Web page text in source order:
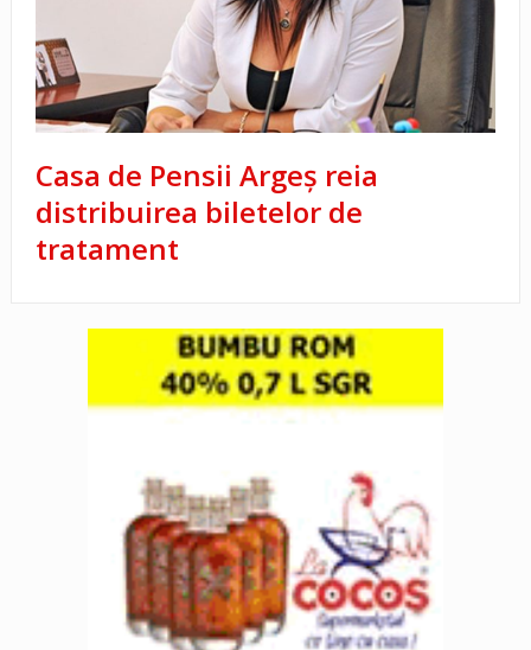
Casa de Pensii Argeş reia
distribuirea biletelor de
tratament